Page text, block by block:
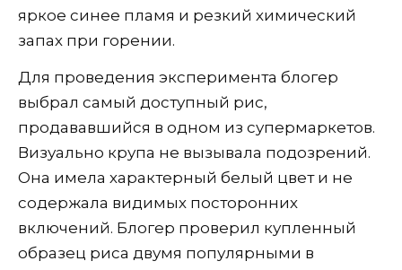
яркое синее пламя и резкий химический
запах при горении.
Для проведения эксперимента блогер
выбрал самый доступный рис,
продававшийся в одном из супермаркетов.
Визуально крупа не вызывала подозрений.
Она имела характерный белый цвет и не
содержала видимых посторонних
включений. Блогер проверил купленный
образец риса двумя популярными в